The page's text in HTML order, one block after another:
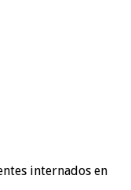
internados en